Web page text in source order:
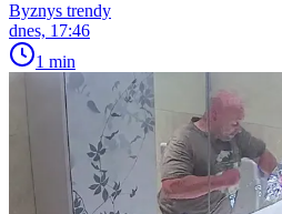
Byznys trendy
dnes, 17:46
1 min